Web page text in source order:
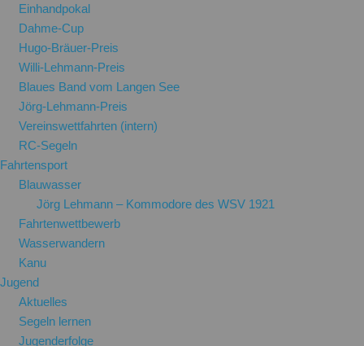
Einhandpokal
Dahme-Cup
Hugo-Bräuer-Preis
Willi-Lehmann-Preis
Blaues Band vom Langen See
Jörg-Lehmann-Preis
Vereinswettfahrten (intern)
RC-Segeln
Fahrtensport
Blauwasser
Jörg Lehmann – Kommodore des WSV 1921
Fahrtenwettbewerb
Wasserwandern
Kanu
Jugend
Aktuelles
Segeln lernen
Jugenderfolge